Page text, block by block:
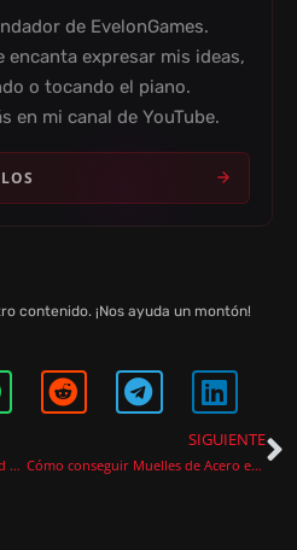
de EvelonGames.
encanta expresar mis ideas,
o tocando el piano.
en mi canal de YouTube.
contenido. ¡Nos ayuda un montón!
Todo sobre Los Sims 4 Royalty and Legacy: el nuevo pack de expansión filtrado
SIGUIENTE
Cómo conseguir Muelles de Acero en Arc Raiders